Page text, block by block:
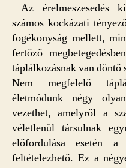
Az érelmeszesedés
számos kockázati
fogékonyság mellett,
fertőző
táplálkozásnak van döntő
Nem megfelelő
életmódunk négy
vezethet, amelyről a
véletlenül társulnak
előfordulása esetén
feltételezhető. Ez a